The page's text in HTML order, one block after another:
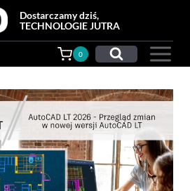
Dostarczamy dziś,
TECHNOLOGIE JUTRA
0